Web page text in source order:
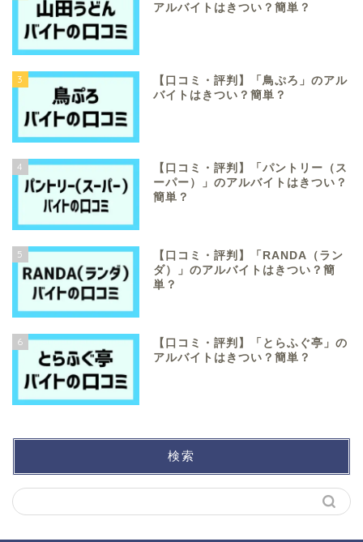
アルバイトはきつい？簡単？
3
【口コミ・評判】「鳥ぷろ」のアル
バイトはきつい？簡単？
4
【口コミ・評判】「パントリー（ス
ーパー）」のアルバイトはきつい？
簡単？
5
【口コミ・評判】「RANDA（ラン
ダ）」のアルバイトはきつい？簡
単？
6
【口コミ・評判】「とらふぐ亭」の
アルバイトはきつい？簡単？
検索